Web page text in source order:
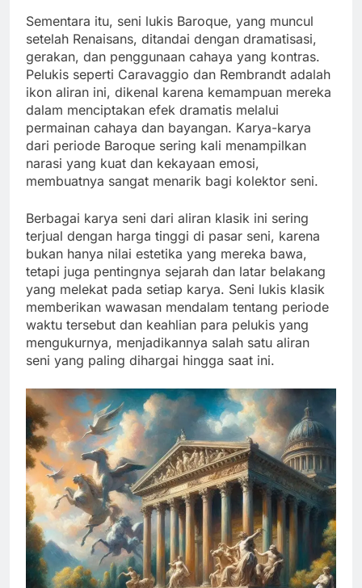
Sementara itu, seni lukis Baroque, yang muncul
setelah Renaisans, ditandai dengan dramatisasi,
gerakan, dan penggunaan cahaya yang kontras.
Pelukis seperti Caravaggio dan Rembrandt adalah
ikon aliran ini, dikenal karena kemampuan mereka
dalam menciptakan efek dramatis melalui
permainan cahaya dan bayangan. Karya-karya
dari periode Baroque sering kali menampilkan
narasi yang kuat dan kekayaan emosi,
membuatnya sangat menarik bagi kolektor seni.
Berbagai karya seni dari aliran klasik ini sering
terjual dengan harga tinggi di pasar seni, karena
bukan hanya nilai estetika yang mereka bawa,
tetapi juga pentingnya sejarah dan latar belakang
yang melekat pada setiap karya. Seni lukis klasik
memberikan wawasan mendalam tentang periode
waktu tersebut dan keahlian para pelukis yang
mengukurnya, menjadikannya salah satu aliran
seni yang paling dihargai hingga saat ini.